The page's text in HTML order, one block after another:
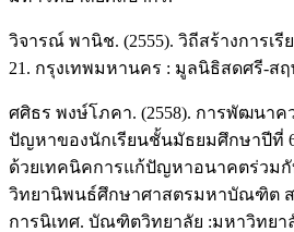
วิจารณ์ พานิช. (2555). วิถีสร้างการเ
21. กรุงเทพมหานคร : มูลนิธิสดศรี-สฤ
ศศิธร พงษ์โภคา. (2558). การพัฒนา
ปัญหาของนักเรียนชั้นมัธยมศึกษาปีที่ 6
ด้วยเทคนิคการแก้ปัญหาอนาคตร่วม
วิทยานิพนธ์ศึกษาศาสตรมหาบัณฑิต
การนิเทศ. บัณฑิตวิทยาลัย :มหาวิทยา